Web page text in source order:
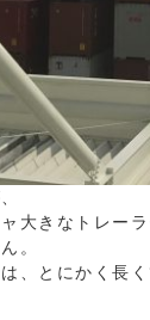
大きなトレーラ
。
、とにかく長